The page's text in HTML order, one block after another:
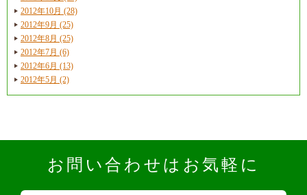
2012年10月 (28)
2012年9月 (25)
2012年8月 (25)
2012年7月 (6)
2012年6月 (13)
2012年5月 (2)
お問い合わせはお気軽に